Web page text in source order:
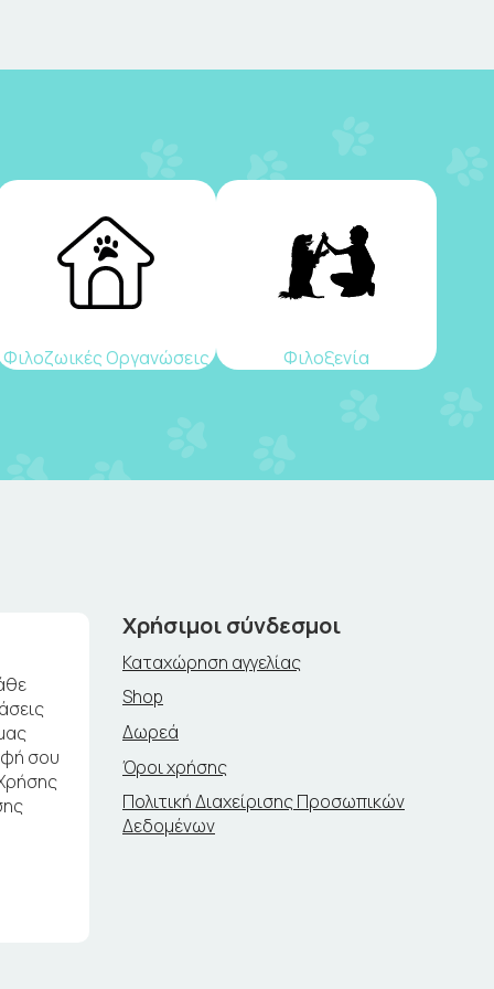
Φιλοζωικές Οργανώσεις Φιλοξενία
σου
Χρήσιμοι σύνδεσμοι
Καταχώρηση αγγελίας
Shop
Δωρεά
Όροι χρήσης
Πολιτική Διαχείρισης Προσωπικών
Δεδομένων